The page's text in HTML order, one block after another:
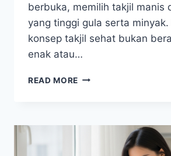
berbuka, memilih takjil manis
yang tinggi gula serta minyak.
konsep takjil sehat bukan
enak atau…
READ MORE TAKJIL
NIKMAT
KHAWATIR